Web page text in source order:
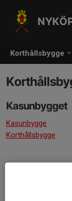
Korthållsbygge
Kasunbygget
Kasunbygge
Korthållsbygge